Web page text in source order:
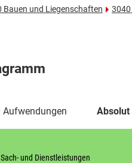
Bauen und Liegenschaften
Aufwendungen Absolut
und Dienstleistungen